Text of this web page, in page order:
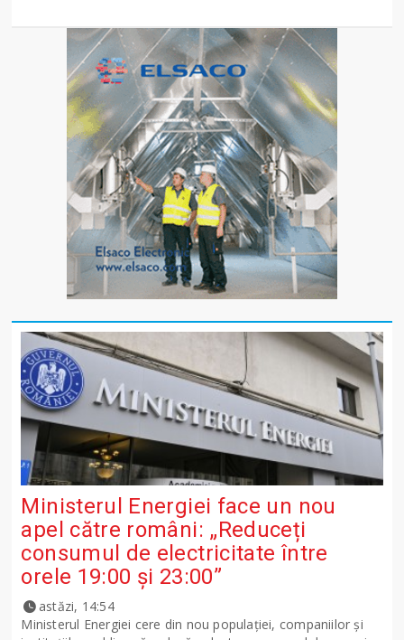
Ministerul Energiei face un nou
apel către români: „Reduceți
consumul de electricitate între
orele 19:00 și 23:00”
astăzi, 14:54
Ministerul Energiei cere din nou populației, companiilor și